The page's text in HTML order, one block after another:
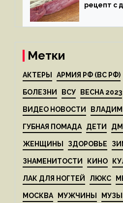
рецепт с
Метки
АКТЕРЫ АРМИЯ РФ (ВС РФ)
БОЛЕЗНИ ВСУ ВЕСНА 2023
ВИДЕО НОВОСТИ
ГУБНАЯ ПОМАДА ДЕТИ
ЖЕНЩИНЫ ЗДОРОВЬЕ
ЗНАМЕНИТОСТИ КИНО
ЛАК ДЛЯ НОГТЕЙ ЛЮКС
МОСКВА МУЖЧИНЫ